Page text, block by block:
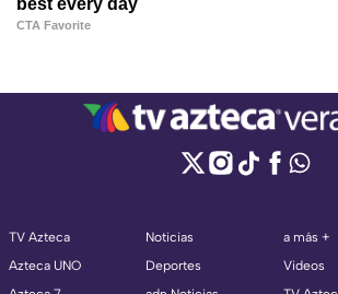
TV Azteca
Azteca UNO
Noticias
Deportes
a más +
Videos